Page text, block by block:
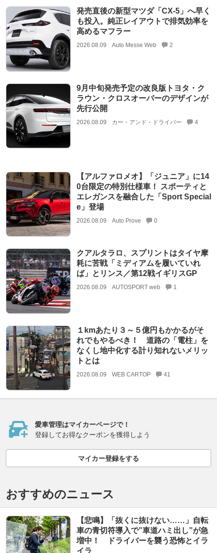
発売直後の新型マツダ「CX-5」へ早く
も投入。純正レイアウトで排気効率を
高めるマフラー
2026.08.09 Auto Messe Web 2
9月中旬発売予定の改良版トヨタ・ク
ラウン・クロスオーバーのデザインが
先行公開
2026.08.09 カー・アンド・ドライバー 4
【アルファロメオ】「ジュニア」に14
0台限定の特別仕様車！ スポーティと
エレガンスを融合した「Sport Special
e」登場
2026.08.09 Auto Prove 0
クアルタラロ、スプリントはタイヤ摩
耗に苦戦「ミディアムを履いていれ
ば」とリンス／第12戦イギリスGP
2026.08.09 AUTOSPORT web 1
１kmあたり３～５億円もかかるがそ
れでもやるべき！ 道路の「電柱」を
なくし地中化する計り知れないメリッ
トとは
2026.08.09 WEB CARTOP 41
愛車管理はマイカーページで！
登録してお得なクーポンを獲得しよう
マイカー登録をする
おすすめのニュース
【悲鳴】「抜くに抜けない……」自転
車の青切符導入で”車道ハミ出し”が急
増中！ ドライバーを襲う恐怖とイラ
イラ